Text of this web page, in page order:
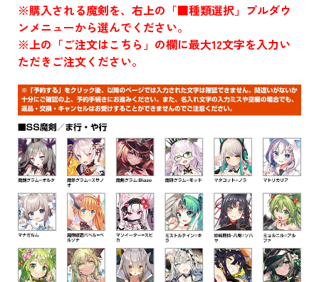
※購入される魔剣を、右上の「■種類選択」プルダウ
ンメニューから選んでください。
※上の「ご注文はこちら」の欄に最大12文字を入力い
ただきご注文ください。